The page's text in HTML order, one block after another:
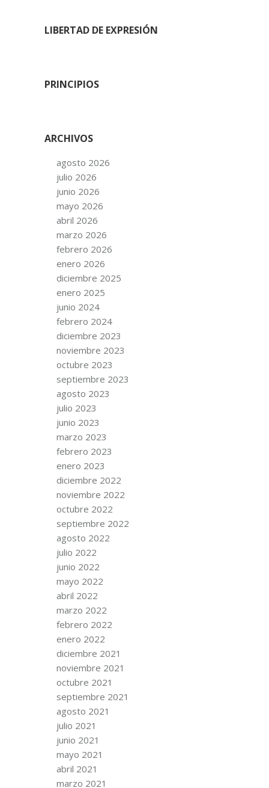
LIBERTAD DE EXPRESIÓN
PRINCIPIOS
ARCHIVOS
agosto 2026
julio 2026
junio 2026
mayo 2026
abril 2026
marzo 2026
febrero 2026
enero 2026
diciembre 2025
enero 2025
junio 2024
febrero 2024
diciembre 2023
noviembre 2023
octubre 2023
septiembre 2023
agosto 2023
julio 2023
junio 2023
marzo 2023
febrero 2023
enero 2023
diciembre 2022
noviembre 2022
octubre 2022
septiembre 2022
agosto 2022
julio 2022
junio 2022
mayo 2022
abril 2022
marzo 2022
febrero 2022
enero 2022
diciembre 2021
noviembre 2021
octubre 2021
septiembre 2021
agosto 2021
julio 2021
junio 2021
mayo 2021
abril 2021
marzo 2021